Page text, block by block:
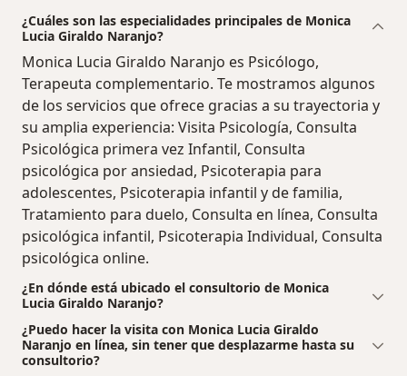
¿Cuáles son las especialidades principales de Monica
Lucia Giraldo Naranjo?
Monica Lucia Giraldo Naranjo es Psicólogo,
Terapeuta complementario. Te mostramos algunos
de los servicios que ofrece gracias a su trayectoria y
su amplia experiencia: Visita Psicología, Consulta
Psicológica primera vez Infantil, Consulta
psicológica por ansiedad, Psicoterapia para
adolescentes, Psicoterapia infantil y de familia,
Tratamiento para duelo, Consulta en línea, Consulta
psicológica infantil, Psicoterapia Individual, Consulta
psicológica online.
¿En dónde está ubicado el consultorio de Monica
Lucia Giraldo Naranjo?
¿Puedo hacer la visita con Monica Lucia Giraldo
Naranjo en línea, sin tener que desplazarme hasta su
consultorio?